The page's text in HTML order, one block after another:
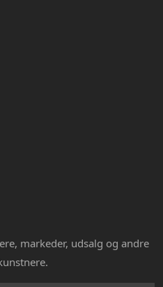
markeder, udsalg og andre